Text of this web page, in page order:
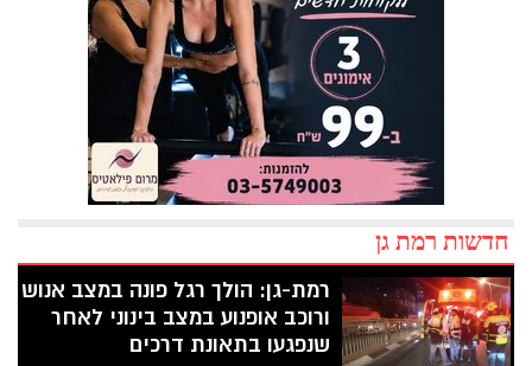
חדשות רמת גן
רמת-גן: הולך רגל פונה במצב אנוש
ורוכב אופנוע במצב בינוני לאחר
שנפגעו בתאונת דרכים